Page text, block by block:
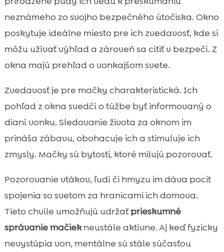
neznámeho zo svojho bezpečného útočiska. Okno
poskytuje ideálne miesto pre ich zvedavosť, kde si
môžu užívať výhľad a zároveň sa cítiť v bezpečí. Z
okna majú prehľad o vonkajšom svete.
Zvedavosť je pre mačky charakteristická. Ich
pohľad z okna svedčí o túžbe byť informovaný o
dianí vonku. Sledovanie života za oknom im
prináša zábavu, obohacuje ich a stimuluje ich
zmysly. Mačky sú bytosti, ktoré milujú pozorovať.
Pozorovanie vtákov, ľudí či hmyzu im dáva pocit
spojenia so svetom za hranicami ich domova.
Tieto chvíle umožňujú udržaťprieskumné
správanie mačiekneustále aktívne. Aj keď fyzicky
nevystúpia von, mentálne sú stále súčasťou